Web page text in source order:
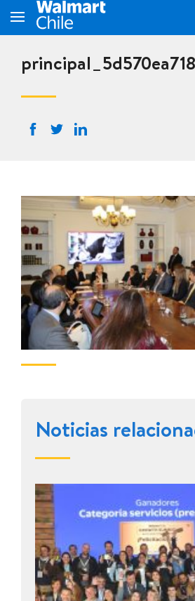
Noticias